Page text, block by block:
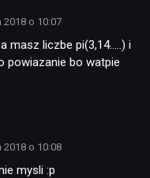
2018 o 10:07
masz liczbe pi(3,14…..) i
powiazanie bo watpie
2018 o 10:08
mysli :p